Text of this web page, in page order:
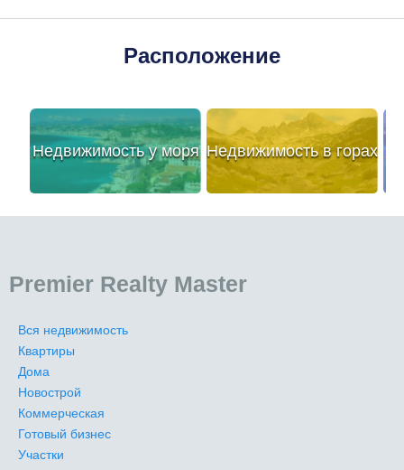
Расположение
Недвижимость у моря Недвижимость в горах
Premier Realty Master
Вся недвижимость
Квартиры
Дома
Новострой
Коммерческая
Готовый бизнес
Участки